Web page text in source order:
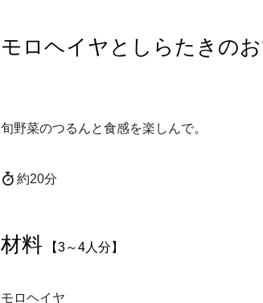
モロヘイヤとしらたきの
旬野菜のつるんと食感を楽しんで。
約20分
材料 【3～4人分】
モロヘイヤ
ひとさじのときめき時間
おきらくだ
つくりおき肉魚菜菜セット
主菜 副
常備菜・作りおき
コトコト
yumyumいっしょごはん
ぷれーんぺいじ